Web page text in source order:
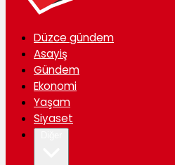
Düzce gündem
Asayiş
Gündem
Ekonomi
Yaşam
Siyaset